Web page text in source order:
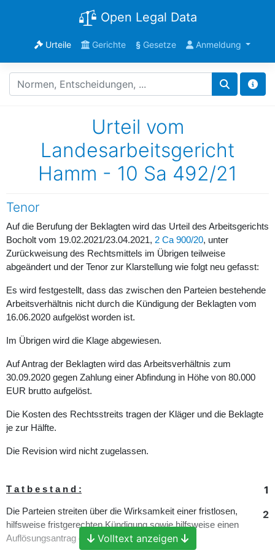
Open Legal Data
Urteile Gerichte §Gesetze Anmeldung
Urteil vom
Landesarbeitsgericht
Hamm - 10 Sa 492/21
Tenor
Auf die Berufung der Beklagten wird das Urteil des Arbeitsgerichts
Bocholt vom 19.02.2021/23.04.2021, 2 Ca 900/20, unter
Zurückweisung des Rechtsmittels im Übrigen teilweise
abgeändert und der Tenor zur Klarstellung wie folgt neu gefasst:
Es wird festgestellt, dass das zwischen den Parteien bestehende
Arbeitsverhältnis nicht durch die Kündigung der Beklagten vom
16.06.2020 aufgelöst worden ist.
Im Übrigen wird die Klage abgewiesen.
Auf Antrag der Beklagten wird das Arbeitsverhältnis zum
30.09.2020 gegen Zahlung einer Abfindung in Höhe von 80.000
EUR brutto aufgelöst.
Die Kosten des Rechtsstreits tragen der Kläger und die Beklagte
je zur Hälfte.
Die Revision wird nicht zugelassen.
1
T a t b e s t a n d :
2
Die Parteien streiten über die Wirksamkeit einer fristlosen,
hilfsweise fristgerechten Kündigung sowie hilfsweise einen
Auflösungsantrag der beklagten Arbeitgeberin.
Volltext anzeigen